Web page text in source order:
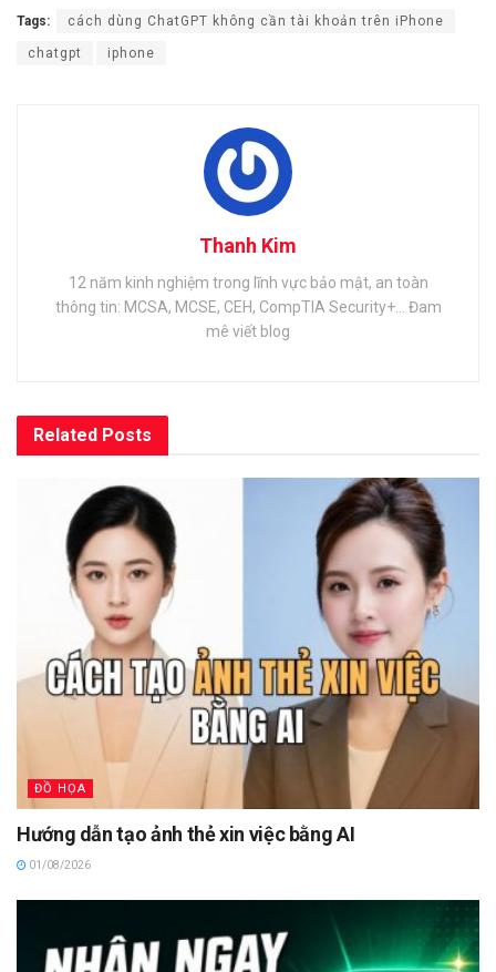
Tags: cách dùng ChatGPT không cần tài khoản trên iPhone
chatgpt iphone
Thanh Kim
12 năm kinh nghiệm trong lĩnh vực bảo mật, an toàn
thông tin: MCSA, MCSE, CEH, CompTIA Security+... Đam
mê viết blog
Related Posts
ĐỒ HỌA
Hướng dẫn tạo ảnh thẻ xin việc bằng AI
01/08/2026